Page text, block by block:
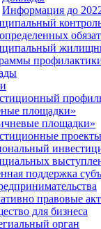
Информация до
площадки»
площадки»
проекты
поддержка
правовые
для бизнеса
орган